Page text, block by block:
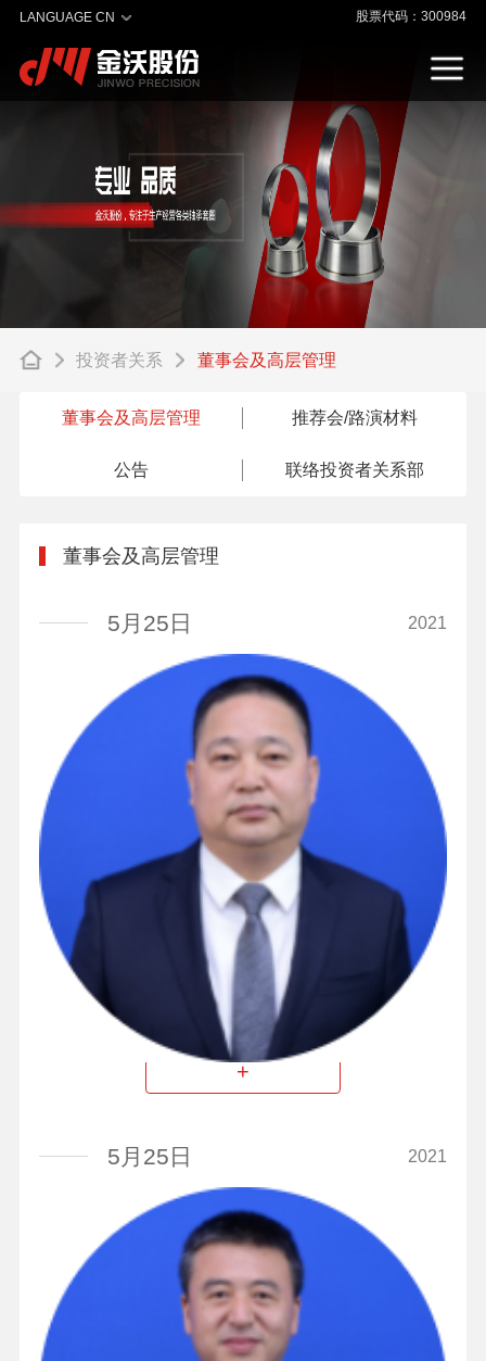
LANGUAGE CN 股票代码：300984
投资者关系 董事会及高层管理
董事会及高层管理 推荐会/路演材料
公告 联络投资者关系部
董事会及高层管理
5月25日 2021
董事长
+
5月25日 2021